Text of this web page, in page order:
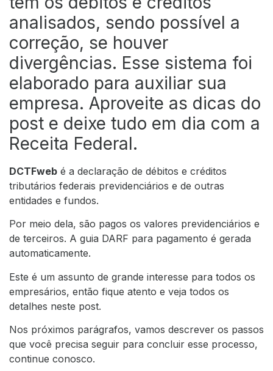
analisados, sendo possível a
correção, se houver
divergências. Esse sistema foi
elaborado para auxiliar sua
empresa. Aproveite as dicas do
post e deixe tudo em dia com a
Receita Federal.
DCTFweb é a declaração de débitos e créditos
tributários federais previdenciários e de outras
entidades e fundos.
Por meio dela, são pagos os valores previdenciários e
de terceiros. A guia DARF para pagamento é gerada
automaticamente.
Este é um assunto de grande interesse para todos os
empresários, então fique atento e veja todos os
detalhes neste post.
Nos próximos parágrafos, vamos descrever os passos
que você precisa seguir para concluir esse processo,
continue conosco.